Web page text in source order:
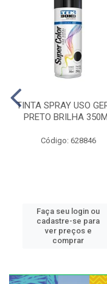
TINTA SPRAY USO
PRETO BRILHA
Código: 628846
Faça seu login ou
cadastre-se para
ver preços e
comprar